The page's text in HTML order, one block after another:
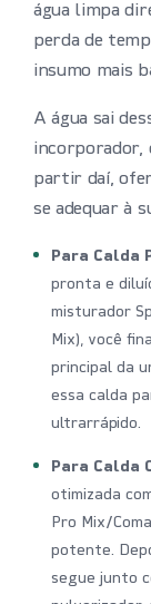
água limpa
perda de
insumo mais
A água sai
incorporador,
partir daí,
se adequar à
Para Calda
pronta e
misturador
Mix), você
principal da
essa calda
ultrarrápido.
Para Calda
otimizada
Pro Mix/
potente.
segue junto